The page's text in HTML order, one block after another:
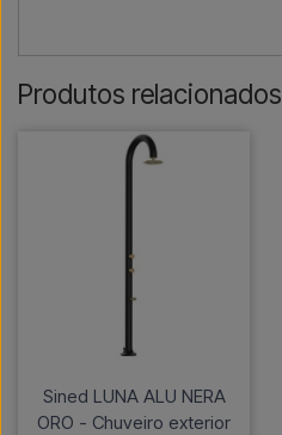
Produtos relacionados
Sined LUNA ALU NERA
ORO - Chuveiro exterior